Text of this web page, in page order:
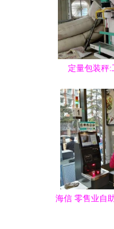
定量包装秤
海信 零售业自